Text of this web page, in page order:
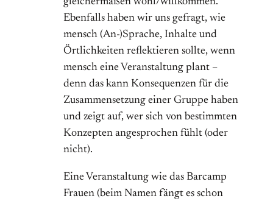
Ebenfalls haben wir uns gefragt, wie
mensch (An-)Sprache, Inhalte und
Örtlichkeiten reflektieren sollte, wenn
mensch eine Veranstaltung plant –
denn das kann Konsequenzen für die
Zusammensetzung einer Gruppe haben
und zeigt auf, wer sich von bestimmten
Konzepten angesprochen fühlt (oder
nicht).
Eine Veranstaltung wie das Barcamp
Frauen (beim Namen fängt es schon